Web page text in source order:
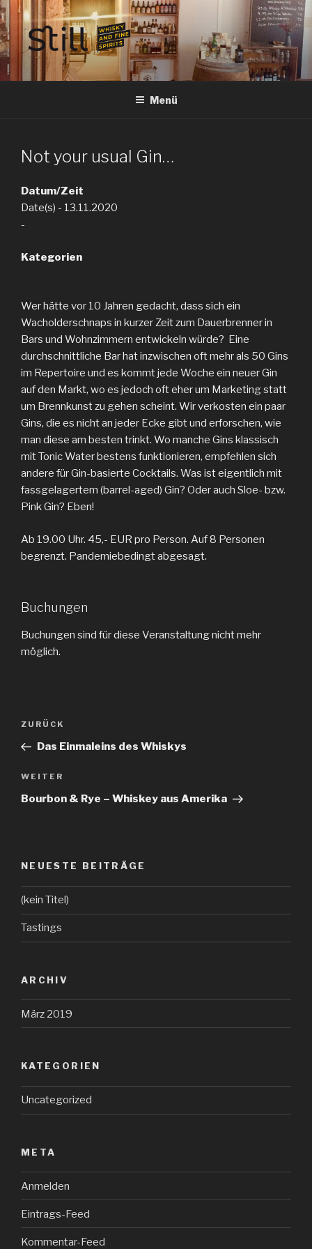
Zum
Inhalt
springen
STILL SPIRITS HILDESHEIM
Whisky, Rum, Gin, Cognac, Tequila und Tastings in Hildesheim
Menü
Not your usual Gin…
Datum/Zeit
Date(s) - 13.11.2020
-
Kategorien
Wer hätte vor 10 Jahren gedacht, dass sich ein
Wacholderschnaps in kurzer Zeit zum Dauerbrenner in
Bars und Wohnzimmern entwickeln würde? Eine
durchschnittliche Bar hat inzwischen oft mehr als 50 Gins
im Repertoire und es kommt jede Woche ein neuer Gin
auf den Markt, wo es jedoch oft eher um Marketing statt
um Brennkunst zu gehen scheint. Wir verkosten ein paar
Gins, die es nicht an jeder Ecke gibt und erforschen, wie
man diese am besten trinkt. Wo manche Gins klassisch
mit Tonic Water bestens funktionieren, empfehlen sich
andere für Gin-basierte Cocktails. Was ist eigentlich mit
fassgelagertem (barrel-aged) Gin? Oder auch Sloe- bzw.
Pink Gin? Eben!
Ab 19.00 Uhr. 45,- EUR pro Person. Auf 8 Personen
begrenzt. Pandemiebedingt abgesagt.
Buchungen
Buchungen sind für diese Veranstaltung nicht mehr
möglich.
Beitragsnavigation
Vorheriger
Beitrag
ZURÜCK
Das Einmaleins des Whiskys
Nächster
Beitrag
WEITER
Bourbon & Rye – Whiskey aus Amerika
NEUESTE BEITRÄGE
(kein Titel)
Tastings
ARCHIV
März 2019
KATEGORIEN
Uncategorized
META
Anmelden
Eintrags-Feed
Kommentar-Feed